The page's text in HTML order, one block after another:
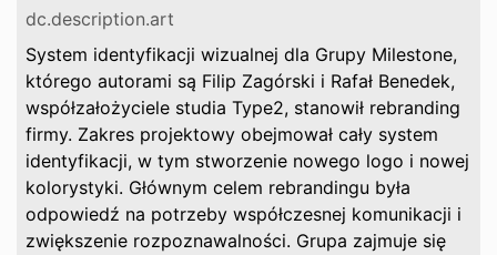
dc.description.art
System identyfikacji wizualnej dla Grupy Milestone,
którego autorami są Filip Zagórski i Rafał Benedek,
współzałożyciele studia Type2, stanowił rebranding
firmy. Zakres projektowy obejmował cały system
identyfikacji, w tym stworzenie nowego logo i nowej
kolorystyki. Głównym celem rebrandingu była
odpowiedź na potrzeby współczesnej komunikacji i
zwiększenie rozpoznawalności. Grupa zajmuje się